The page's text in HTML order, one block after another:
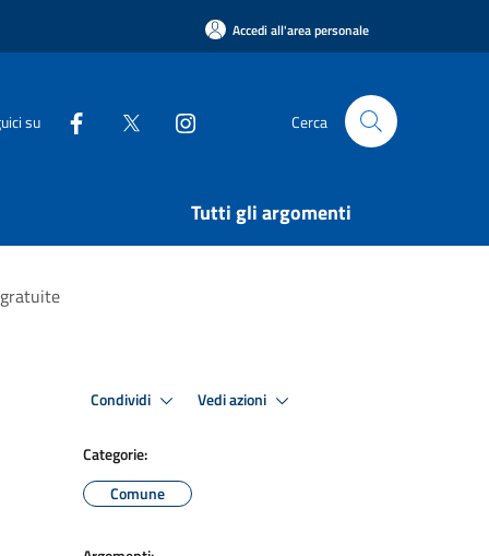
Accedi all'area personale
su Cerca
Tutti gli argomenti
Condividi Vedi azioni
Categorie:
Comune